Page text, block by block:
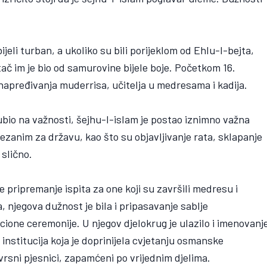
turban, a ukoliko su bili porijeklom od Ehlu-l-bejta,
im je bio od samurovine bijele boje. Početkom 16.
muderrisa, učitelja u medresama i kadija.
na važnosti, šejhu-l-islam je postao iznimno važna
za državu, kao što su objavljivanje rata, sklapanje
pripremanje ispita za one koji su završili medresu i
njegova dužnost je bila i pripasavanje sablje
ceremonije. U njegov djelokrug je ulazilo i
koja je doprinijela cvjetanju osmanske
pjesnici, zapamćeni po vrijednim djelima.